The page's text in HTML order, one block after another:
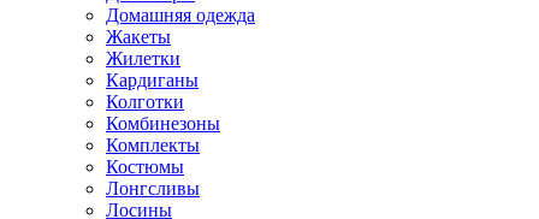
Домашняя одежда
Жакеты
Жилетки
Кардиганы
Колготки
Комбинезоны
Комплекты
Костюмы
Лонгсливы
Лосины